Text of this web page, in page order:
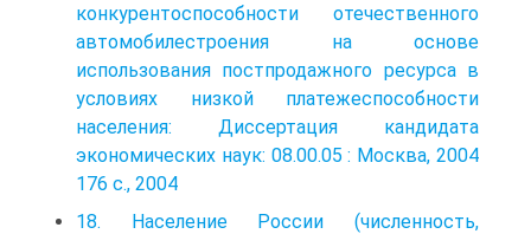
конкурентоспособности отечественного
автомобилестроения на основе
использования постпродажного ресурса в
условиях низкой платежеспособности
населения: Диссертация кандидата
экономических наук: 08.00.05 : Москва, 2004
176 c., 2004
18. Население России (численность,